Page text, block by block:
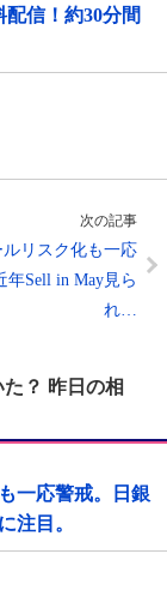
配信！約30分間
次の記事
リスク化も一応
年Sell in May見ら
れ…
？ 昨日の相
一応警戒。日銀
注目。